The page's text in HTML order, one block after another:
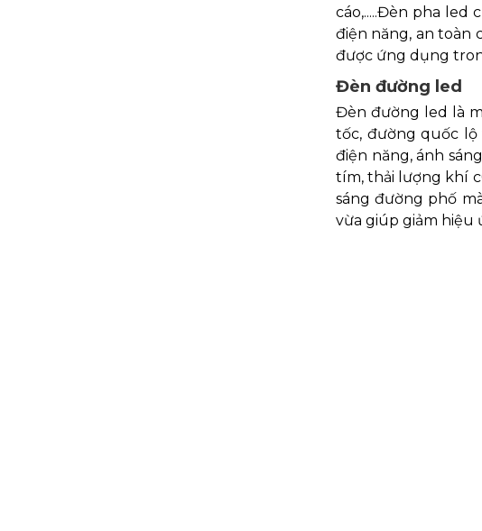
cáo,.....Đèn pha led
điện năng, an toàn
được ứng dụng
Đèn đường led
Đèn đường led là
tốc, đường quốc
điện năng, ánh
tím, thải lượng khí
sáng đường phố
vừa giúp giảm hiệu